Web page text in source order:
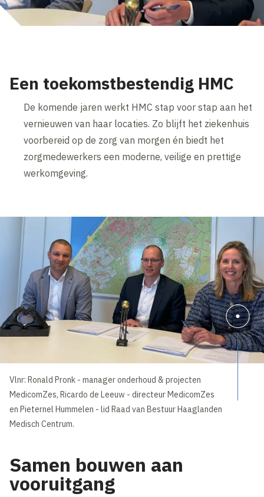
Een toekomstbestendig HMC
De komende jaren werkt HMC stap voor stap aan het
vernieuwen van haar locaties. Zo blijft het ziekenhuis
voorbereid op de zorg van morgen én biedt het
zorgmedewerkers een moderne, veilige en prettige
werkomgeving.
Vlnr: Ronald Pronk - manager onderhoud & projecten
MedicomZes, Ricardo de Leeuw - directeur MedicomZes
en Pieternel Hummelen - lid Raad van Bestuur Haaglanden
Medisch Centrum.
Samen bouwen aan
vooruitgang